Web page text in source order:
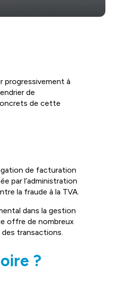
progressivement à
de
de cette
de facturation
par l’administration
la fraude à la TVA.
dans la gestion
offre de nombreux
transactions.
?